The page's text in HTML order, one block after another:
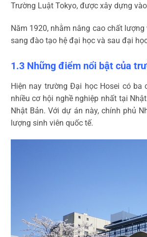
Trường Luật Tokyo, được xây dựng
Năm 1920, nhằm nâng cao chất
sang đào tạo hệ đại học và sau đại
1.3 Những điểm nổi bật của
Hiện nay trường Đại học Hosei có
nhiều cơ hội nghề nghiệp nhất tại
Nhật Bản. Với dự án này, chính phủ
lượng sinh viên quốc tế.